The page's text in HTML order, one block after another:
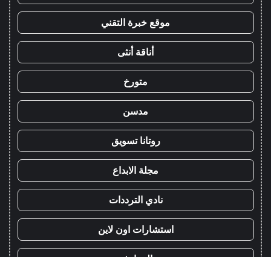
موقع خبرة التقني
أناقة أنثى
متورخ
مدسن
روتانا تسويق
مجلة الابداع
نادي الترددات
استشارات اون لاين